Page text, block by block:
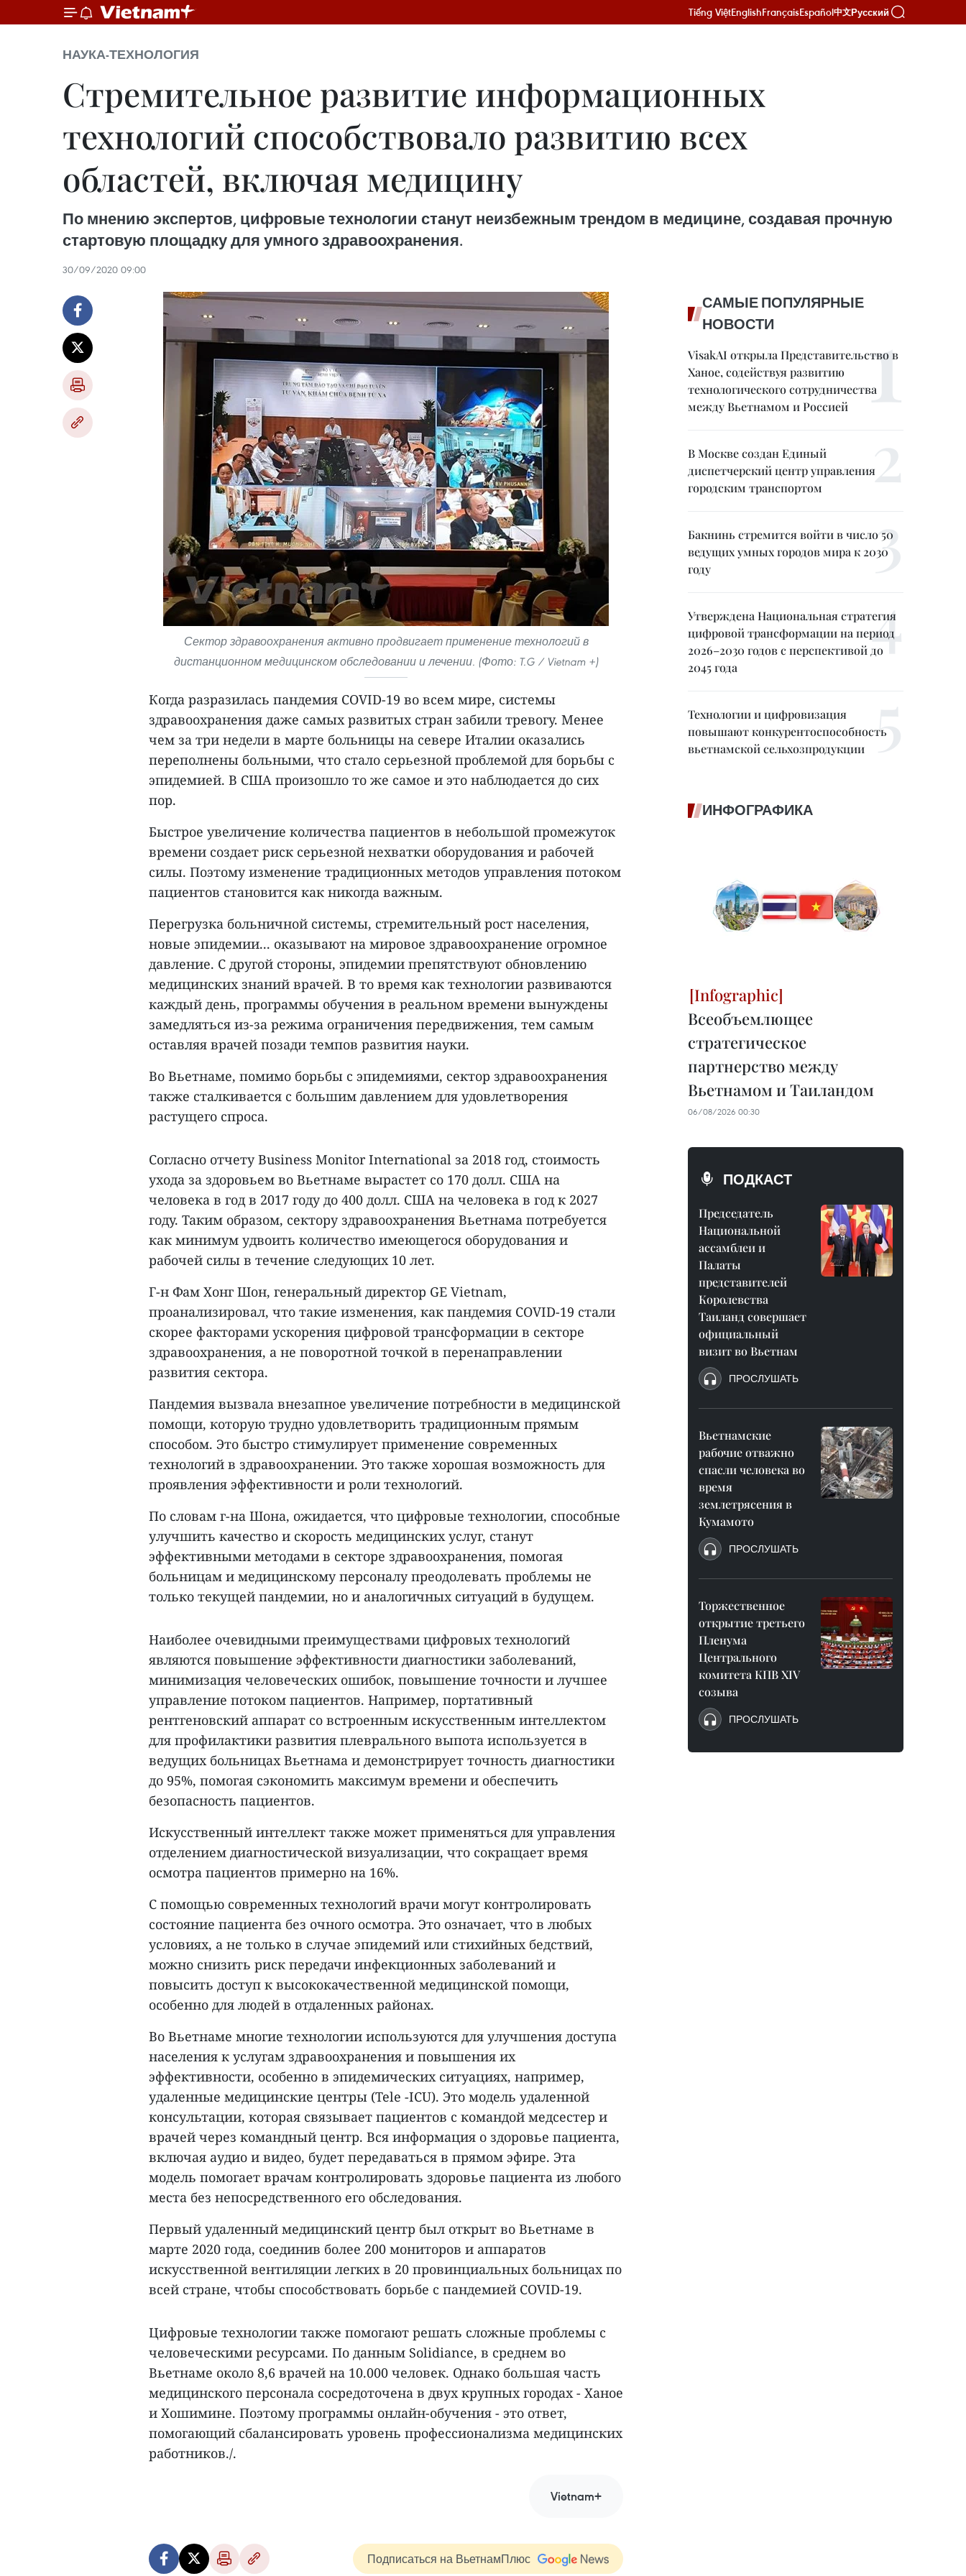
Tiếng ViệtEnglishFrançaisEspañol中文Русский
НАУКА-ТЕХНОЛОГИЯ
Стремительное развитие информационных
технологий способствовало развитию всех
областей, включая медицину
По мнению экспертов, цифровые технологии станут неизбежным трендом в медицине, создавая прочную
стартовую площадку для умного здравоохранения.
30/09/2020 09:00
Сектор здравоохранения активно продвигает применение технологий в
дистанционном медицинском обследовании и лечении. (Фото: T.G / Vietnam +)
Когда разразилась пандемия COVID-19 во всем мире, системы
здравоохранения даже самых развитых стран забили тревогу. Менее
чем за три недели в марте больницы на севере Италии оказались
переполнены больными, что стало серьезной проблемой для борьбы с
эпидемией. В США произошло то же самое и это наблюдается до сих
пор.
Быстрое увеличение количества пациентов в небольшой промежуток
времени создает риск серьезной нехватки оборудования и рабочей
силы. Поэтому изменение традиционных методов управления потоком
пациентов становится как никогда важным.
Перегрузка больничной системы, стремительный рост населения,
новые эпидемии... оказывают на мировое здравоохранение огромное
давление. С другой стороны, эпидемии препятствуют обновлению
медицинских знаний врачей. В то время как технологии развиваются
каждый день, программы обучения в реальном времени вынуждены
замедляться из-за режима ограничения передвижения, тем самым
оставляя врачей позади темпов развития науки.
Во Вьетнаме, помимо борьбы с эпидемиями, сектор здравоохранения
также сталкивается с большим давлением для удовлетворения
растущего спроса.
Согласно отчету Business Monitor International за 2018 год, стоимость
ухода за здоровьем во Вьетнаме вырастет со 170 долл. США на
человека в год в 2017 году до 400 долл. США на человека в год к 2027
году. Таким образом, сектору здравоохранения Вьетнама потребуется
как минимум удвоить количество имеющегося оборудования и
рабочей силы в течение следующих 10 лет.
Г-н Фам Хонг Шон, генеральный директор GE Vietnam,
проанализировал, что такие изменения, как пандемия COVID-19 стали
скорее факторами ускорения цифровой трансформации в секторе
здравоохранения, а не поворотной точкой в перенаправлении
развития сектора.
Пандемия вызвала внезапное увеличение потребности в медицинской
помощи, которую трудно удовлетворить традиционным прямым
способом. Это быстро стимулирует применение современных
технологий в здравоохранении. Это также хорошая возможность для
проявления эффективности и роли технологий.
По словам г-на Шона, ожидается, что цифровые технологии, способные
улучшить качество и скорость медицинских услуг, станут
эффективными методами в секторе здравоохранения, помогая
больницам и медицинскому персоналу преодолевать проблемы не
только текущей пандемии, но и аналогичных ситуаций в будущем.
Наиболее очевидными преимуществами цифровых технологий
являются повышение эффективности диагностики заболеваний,
минимизация человеческих ошибок, повышение точности и лучшее
управление потоком пациентов. Например, портативный
рентгеновский аппарат со встроенным искусственным интеллектом
для профилактики развития плеврального выпота используется в
ведущих больницах Вьетнама и демонстрирует точность диагностики
до 95%, помогая сэкономить максимум времени и обеспечить
безопасность пациентов.
Искусственный интеллект также может применяться для управления
отделением диагностической визуализации, что сокращает время
осмотра пациентов примерно на 16%.
С помощью современных технологий врачи могут контролировать
состояние пациента без очного осмотра. Это означает, что в любых
условиях, а не только в случае эпидемий или стихийных бедствий,
можно снизить риск передачи инфекционных заболеваний и
повысить доступ к высококачественной медицинской помощи,
особенно для людей в отдаленных районах.
Во Вьетнаме многие технологии используются для улучшения доступа
населения к услугам здравоохранения и повышения их
эффективности, особенно в эпидемических ситуациях, например,
удаленные медицинские центры (Tele -ICU). Это модель удаленной
консультации, которая связывает пациентов с командой медсестер и
врачей через командный центр. Вся информация о здоровье пациента,
включая аудио и видео, будет передаваться в прямом эфире. Эта
модель помогает врачам контролировать здоровье пациента из любого
места без непосредственного его обследования.
Первый удаленный медицинский центр был открыт во Вьетнаме в
марте 2020 года, соединив более 200 мониторов и аппаратов
искусственной вентиляции легких в 20 провинциальных больницах по
всей стране, чтобы способствовать борьбе с пандемией COVID-19.
Цифровые технологии также помогают решать сложные проблемы с
человеческими ресурсами. По данным Solidiance, в среднем во
Вьетнаме около 8,6 врачей на 10.000 человек. Однако большая часть
медицинского персонала сосредоточена в двух крупных городах - Ханое
и Хошимине. Поэтому программы онлайн-обучения - это ответ,
помогающий сбалансировать уровень профессионализма медицинских
работников./.
Vietnam+
Подписаться на ВьетнамПлюс
САМЫЕ ПОПУЛЯРНЫЕ
НОВОСТИ
VisakAI открыла Представительство в
Ханое, содействуя развитию
технологического сотрудничества
между Вьетнамом и Россией
В Москве создан Единый
диспетчерский центр управления
городским транспортом
Бакнинь стремится войти в число 50
ведущих умных городов мира к 2030
году
Утверждена Национальная стратегия
цифровой трансформации на период
2026–2030 годов с перспективой до
2045 года
Технологии и цифровизация
повышают конкурентоспособность
вьетнамской сельхозпродукции
ИНФОГРАФИКА
Всеобъемлющее
стратегическое
партнерство между
Вьетнамом и Таиландом
06/08/2026 00:30
ПОДКАСТ
Председатель
Национальной
ассамблеи и
Палаты
представителей
Королевства
Таиланд совершает
официальный
визит во Вьетнам
ПРОСЛУШАТЬ
Вьетнамские
рабочие отважно
спасли человека во
время
землетрясения в
Кумамото
ПРОСЛУШАТЬ
Торжественное
открытие третьего
Пленума
Центрального
комитета КПВ XIV
созыва
ПРОСЛУШАТЬ